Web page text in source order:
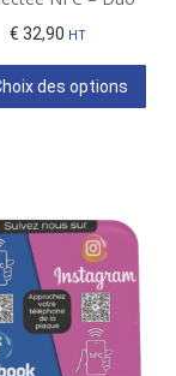
€ 32,90 HT
des options